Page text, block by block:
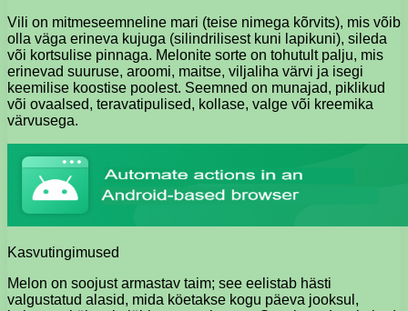
Vili on mitmeseemneline mari (teise nimega kõrvits), mis võib
olla väga erineva kujuga (silindrilisest kuni lapikuni), sileda
või kortsulise pinnaga. Melonite sorte on tohutult palju, mis
erinevad suuruse, aroomi, maitse, viljaliha värvi ja isegi
keemilise koostise poolest. Seemned on munajad, piklikud
või ovaalsed, teravatipulised, kollase, valge või kreemika
värvusega.
Kasvutingimused
Melon on soojust armastav taim; see eelistab hästi
valgustatud alasid, mida köetakse kogu päeva jooksul,